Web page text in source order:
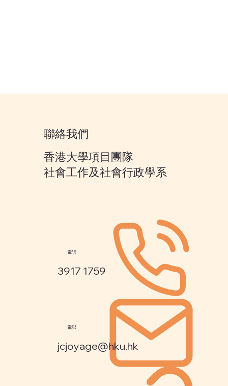
聯絡我們
香港大學項目團隊
社會工作及社會行政學系
3917 1759
電話
jcjoyage@hku.hk
電郵